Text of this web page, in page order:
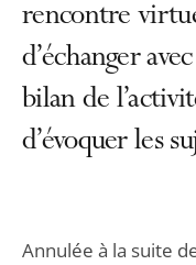
rencontre
d’échanger
bilan de
d’évoquer les
Annulée à la suite